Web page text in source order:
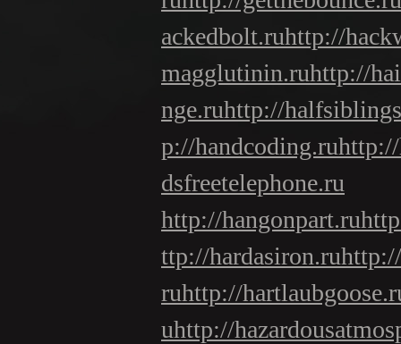
ackedbolt.ruhttp://
magglutinin.ruhttp://
nge.ruhttp://
p://handcoding.ruhttp://
dsfreetelephone.ru
http://hangonpart.ru
ttp://hardasiron.ru
ruhttp://
uhttp://